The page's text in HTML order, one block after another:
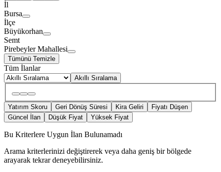
İl
Bursa
İlçe
Büyükorhan
Semt
Pirebeyler Mahallesi
Tümünü Temizle
Tüm İlanlar
Akıllı Sıralama
Yatırım Skoru Geri Dönüş Süresi Kira Geliri
Fiyatı Düşen
Güncel İlan
Düşük Fiyat Yüksek Fiyat
Bu Kriterlere Uygun İlan Bulunamadı
Arama kriterlerinizi değiştirerek veya daha geniş bir bölgede
arayarak tekrar deneyebilirsiniz.